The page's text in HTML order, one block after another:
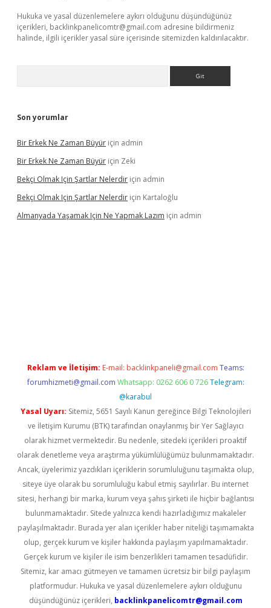
Hukuka ve yasal düzenlemelere aykırı olduğunu düşündüğünüz
içerikleri, backlinkpanelicomtr@gmail.com adresine bildirmeniz
halinde, ilgili içerikler yasal süre içerisinde sitemizden kaldırılacaktır.
Son yorumlar
Bir Erkek Ne Zaman Büyür için admin
Bir Erkek Ne Zaman Büyür için Zeki
Bekçi Olmak Için Şartlar Nelerdir için admin
Bekçi Olmak Için Şartlar Nelerdir için Kartaloğlu
Almanyada Yaşamak Için Ne Yapmak Lazım için admin
Reklam ve İletişim: E-mail: backlinkpaneli@gmail.com Teams:
forumhizmeti@gmail.com Whatsapp: 0262 606 0 726 Telegram:
@karabul
Yasal Uyarı: Sitemiz, 5651 Sayılı Kanun gereğince Bilgi Teknolojileri
ve İletişim Kurumu (BTK) tarafından onaylanmış bir Yer Sağlayıcı
olarak hizmet vermektedir. Bu nedenle, sitedeki içerikleri proaktif
olarak denetleme veya araştırma yükümlülüğümüz bulunmamaktadır.
Ancak, üyelerimiz yazdıkları içeriklerin sorumluluğunu taşımakta olup,
siteye üye olarak bu sorumluluğu kabul etmiş sayılırlar. Bu internet
sitesi, herhangi bir marka, kurum veya şahıs şirketi ile hiçbir bağlantısı
bulunmamaktadır. Sitede yalnızca kendi hazırladığımız makaleler
paylaşılmaktadır. Burada yer alan içerikler haber niteliği taşımamakta
olup, gerçek kurum ve kişiler hakkında paylaşım yapılmamaktadır.
Gerçek kurum ve kişiler ile isim benzerlikleri tamamen tesadüfidir.
Sitemiz, kar amacı gütmeyen ve tamamen ücretsiz bir bilgi paylaşım
platformudur. Hukuka ve yasal düzenlemelere aykırı olduğunu
düşündüğünüz içerikleri, backlinkpanelicomtr@gmail.com